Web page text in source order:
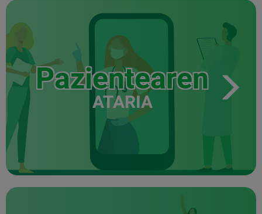
Pazientearen
ATARIA